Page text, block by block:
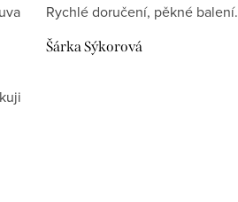
Rychlé doručení, pěkné balení.
Šárka Sýkorová